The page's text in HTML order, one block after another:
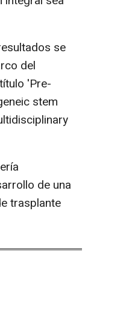
se
del
'Pre-
stem
de una
trasplante